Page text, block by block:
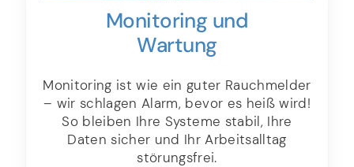
Monitoring und
Wartung
Monitoring ist wie ein guter Rauchmelder
– wir schlagen Alarm, bevor es heiß wird!
So bleiben Ihre Systeme stabil, Ihre
Daten sicher und Ihr Arbeitsalltag
störungsfrei.